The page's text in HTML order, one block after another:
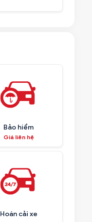
Bảo hiểm
Giá liên hệ
Hoán cải xe